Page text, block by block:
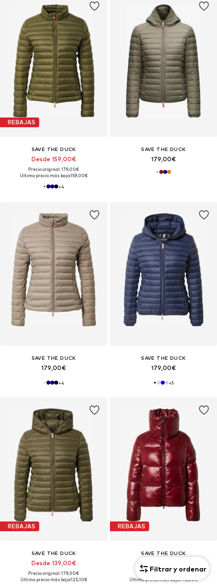
REBAJAS
SAVE THE DUCK
Desde 159,00€
Precio original: 179,00€
Último precio más bajo:159,00€
+4
SAVE THE DUCK
179,00€
SAVE THE DUCK
179,00€
+4
SAVE THE DUCK
179,00€
+5
REBAJAS
SAVE THE DUCK
Desde 139,00€
Precio original: 179,00€
Último precio más bajo:125,10€
REBAJAS
SAVE THE DUCK
Precio original: 349,00€
Último precio más bajo:146,30€
Filtrar y ordenar